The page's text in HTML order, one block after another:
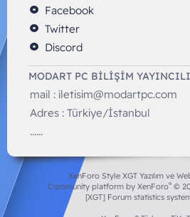
Facebook
Twitter
Discord
MODART PC BILIŞIM
mail : iletisim@modartpc.com
Adres : Türkiye/İstanbul
......
XenForo Style XGT Yazılım ve
Community platform by XenForo® ©
[XGT] Forum statistics